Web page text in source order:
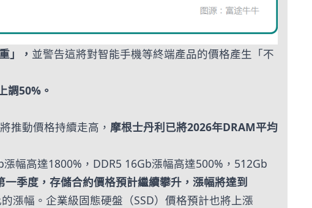
」， 並警告這將對智能手機等終端產品的價格產生「不
調50%。
推動價格持續走高， 摩根士丹利已將2026年DRAM平均
幅高達1800%，DDR5 16Gb漲幅高達500%，512Gb
季度，存儲合約價格預計繼續攀升，漲幅將達到
漲幅。企業級固態硬盤（SSD）價格預計也將上漲